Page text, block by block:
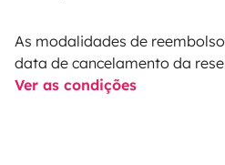
As modalidades de
data de cancelamento da
Ver as condições